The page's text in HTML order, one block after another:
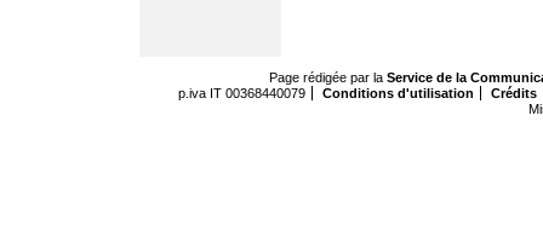
Page rédigée par la Service de la
p.iva IT 00368440079
Conditions d'utilisation
Crédits